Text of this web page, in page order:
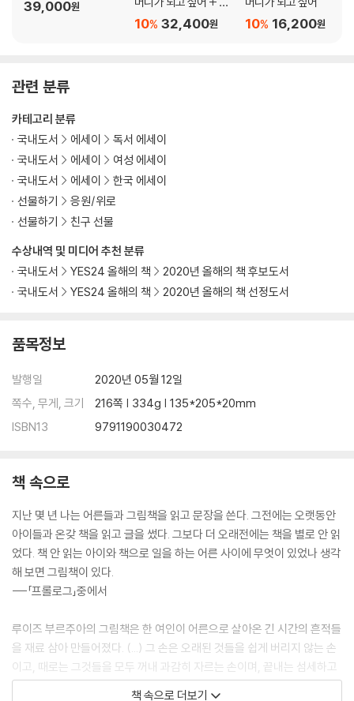
39,000원
리가 모르는 낙원 세트
32,400원
10% 16,200원
10%
관련 분류
수상내역 및 미디어 추천 분류
국내도서
YES24 올해의 책
2020년 올해의 책 후보도서
국내도서
YES24 올해의 책 2020년 올해의 책 선정도서
카테고리 분류
국내도서
에세이
독서 에세이
국내도서
에세이
여성 에세이
국내도서
에세이
한국 에세이
선물하기
응원/위로
선물하기
친구 선물
품목정보
발행일
2020년 05월 12일
쪽수, 무게, 크기
216쪽 | 334g | 135*205*20mm
ISBN13
9791190030472
책 속으로
지난 몇 년 나는 어른들과 그림책을 읽고 문장을 쓴다. 그전에는 오랫동안
아이들과 온갖 책을 읽고 글을 썼다. 그보다 더 오래전에는 책을 별로 안 읽
었다. 책 안 읽는 아이와 책으로 일을 하는 어른 사이에 무엇이 있었나 생각
해 보면 그림책이 있다.
---「프롤로그」중에서
루이즈 부르주아의 그림책은 한 여인이 어른으로 살아온 긴 시간의 흔적들
을 재료 삼아 만들어졌다. (...) 그 손은 오래된 것들을 쉽게 버리지 않는 손
이고, 때로는 그것들을 모두 꺼내 과감히 자르는 손이며, 끝내는 섬세하고
다정하게 깁고 이어 아름다운 무늬를 만들어낼 줄 아는 손이다. 나이 든 어
책 속으로 더보기